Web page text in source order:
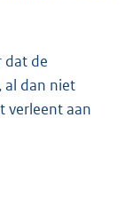
dat de
al dan niet
verleent aan